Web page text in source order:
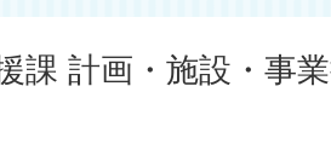
課 計画・施設・事